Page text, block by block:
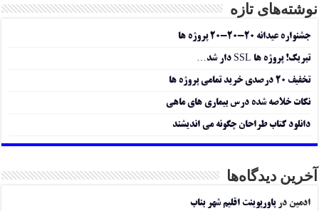
نوشته‌های تازه
جشنواره عیدانه ۲۰-۲۰-۲۰ پروژه ها
تبریک! پروژه ها SSL دار شد…
تخفیف ۲۰ درصدی خرید تمامی پروژه ها
نکات خلاصه شده درس بیماری های ماهی
دانلود کتاب طراحان چگونه می اندیشند
آخرین دیدگاه‌ها
ادمین درپاورپوینت اقلیم شهر بناب